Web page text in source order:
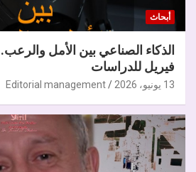
أبحاث
الذكاء الصناعي بين الأمل
فيريل للدراسات
13 يونيو، 2026 Editorial management